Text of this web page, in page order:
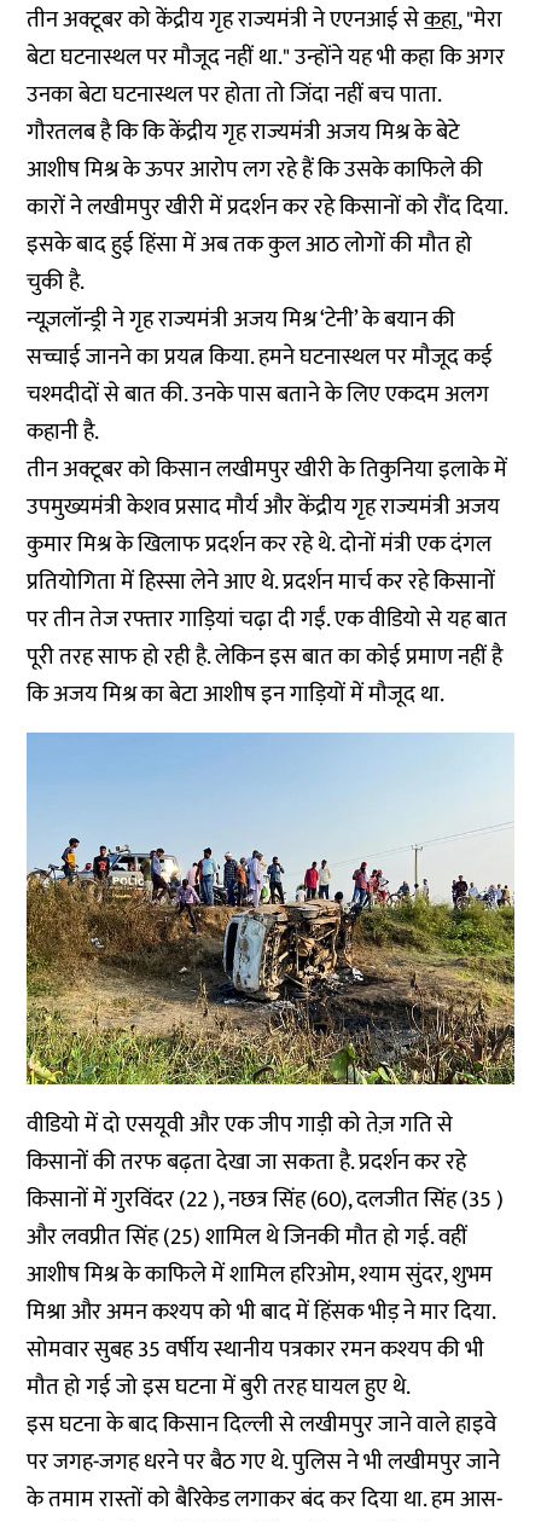
तीन अक्टूबर को केंद्रीय गृह राज्यमंत्री ने एएनआई सेकहा, "मेरा
बेटा घटनास्थल पर मौजूद नहीं था." उन्होंने यह भी कहा कि अगर
उनका बेटा घटनास्थल पर होता तो जिंदा नहीं बच पाता.
गौरतलब है कि कि केंद्रीय गृह राज्यमंत्री अजय मिश्र के बेटे
आशीष मिश्र के ऊपर आरोप लग रहे हैं कि उसके काफिले की
कारों ने लखीमपुर खीरी में प्रदर्शन कर रहे किसानों को रौंद दिया.
इसके बाद हुई हिंसा में अब तक कुल आठ लोगों की मौत हो
चुकी है.
न्यूज़लॉन्ड्री ने गृह राज्यमंत्री अजय मिश्र ‘टेनी’ के बयान की
सच्चाई जानने का प्रयत्न किया. हमने घटनास्थल पर मौजूद कई
चश्मदीदों से बात की. उनके पास बताने के लिए एकदम अलग
कहानी है.
तीन अक्टूबर को किसान लखीमपुर खीरी के तिकुनिया इलाके में
उपमुख्यमंत्री केशव प्रसाद मौर्य और केंद्रीय गृह राज्यमंत्री अजय
कुमार मिश्र के खिलाफ प्रदर्शन कर रहे थे. दोनों मंत्री एक दंगल
प्रतियोगिता में हिस्सा लेने आए थे. प्रदर्शन मार्च कर रहे किसानों
पर तीन तेज रफ्तार गाड़ियां चढ़ा दी गईं. एक वीडियो से यह बात
पूरी तरह साफ हो रही है. लेकिन इस बात का कोई प्रमाण नहीं है
कि अजय मिश्र का बेटा आशीष इन गाड़ियों में मौजूद था.
वीडियो में दो एसयूवी और एक जीप गाड़ी को तेज़ गति से
किसानों की तरफ बढ़ता देखा जा सकता है. प्रदर्शन कर रहे
किसानों में गुरविंदर (22 ), नछत्र सिंह (60), दलजीत सिंह (35 )
और लवप्रीत सिंह (25) शामिल थे जिनकी मौत हो गई. वहीं
आशीष मिश्र के काफिले में शामिल हरिओम, श्याम सुंदर, शुभम
मिश्रा और अमन कश्यप को भी बाद में हिंसक भीड़ ने मार दिया.
सोमवार सुबह 35 वर्षीय स्थानीय पत्रकार रमन कश्यप की भी
मौत हो गई जो इस घटना में बुरी तरह घायल हुए थे.
इस घटना के बाद किसान दिल्ली से लखीमपुर जाने वाले हाइवे
पर जगह-जगह धरने पर बैठ गए थे. पुलिस ने भी लखीमपुर जाने
के तमाम रास्तों को बैरिकेड लगाकर बंद कर दिया था. हम आस-